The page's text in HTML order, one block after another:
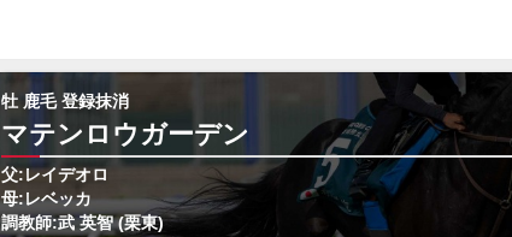
牡 鹿毛 登録抹消
マテンロウガーデン
父:レイデオロ
母:レベッカ
調教師:武 英智 (栗東)